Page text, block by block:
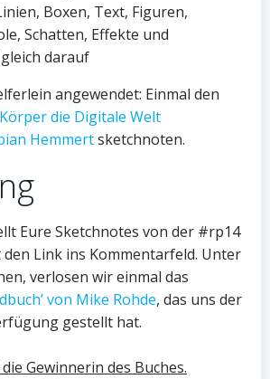
Boxen, Text, Figuren,
Schatten, Effekte und
darauf
angewendet: Einmal den
die Digitale Welt
Hemmertsketchnoten.
Eure Sketchnotes von der #rp14
Link ins Kommentarfeld. Unter
verlosen wir einmal das
von Mike Rohde, das uns der
gestellt hat.
Gewinnerin des Buches.